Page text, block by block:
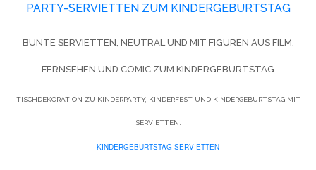
PARTY-SERVIETTEN ZUM KINDERGEBURTSTAG
BUNTE SERVIETTEN, NEUTRAL UND MIT FIGUREN AUS FILM,
FERNSEHEN UND COMIC ZUM KINDERGEBURTSTAG
TISCHDEKORATION ZU KINDERPARTY, KINDERFEST UND KINDERGEBURTSTAG MIT
SERVIETTEN.
KINDERGEBURTSTAG-SERVIETTEN